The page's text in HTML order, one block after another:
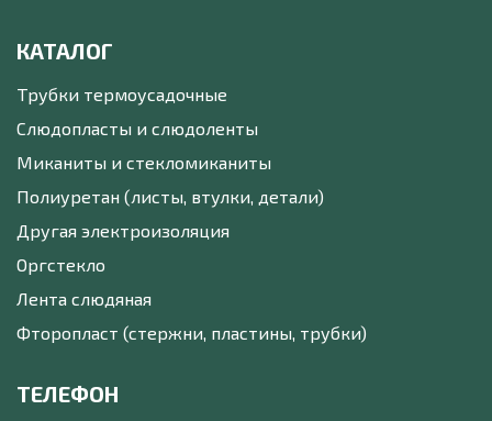
КАТАЛОГ
Трубки термоусадочные
Слюдопласты и слюдоленты
Миканиты и стекломиканиты
Полиуретан (листы, втулки, детали)
Другая электроизоляция
Оргстекло
Лента слюдяная
Фторопласт (стержни, пластины, трубки)
ТЕЛЕФОН